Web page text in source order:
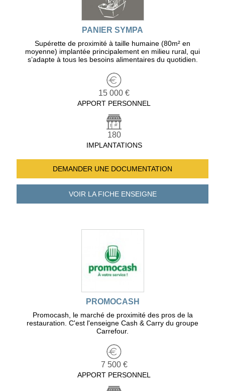
PANIER SYMPA
Supérette de proximité à taille humaine (80m² en
moyenne) implantée principalement en milieu rural, qui
s’adapte à tous les besoins alimentaires du quotidien.
15 000 €
APPORT PERSONNEL
180
IMPLANTATIONS
DEMANDER UNE DOCUMENTATION
VOIR LA FICHEENSEIGNE
PROMOCASH
Promocash, le marché de proximité des pros de la
restauration. C'est l'enseigne Cash & Carry du groupe
Carrefour.
7 500 €
APPORT PERSONNEL